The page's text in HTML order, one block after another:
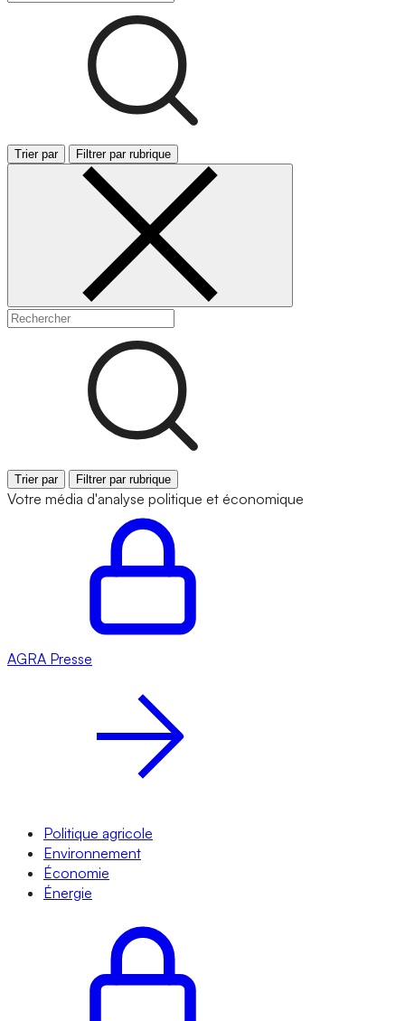
Trier par Filtrer par rubrique
Trier par Filtrer par rubrique
Votre média d'analyse politique et économique
AGRA Presse
Politique agricole
Environnement
Économie
Énergie